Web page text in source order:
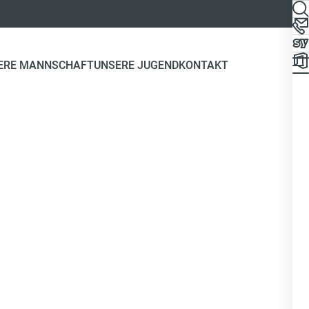
MANNSCHAFTUNSERE JUGENDKONTAKT